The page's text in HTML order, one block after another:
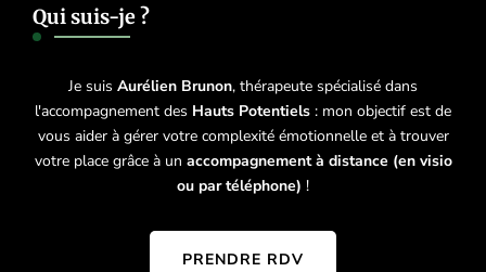
Qui suis-je ?
Je suis Aurélien Brunon, thérapeute spécialisé dans
l'accompagnement des Hauts Potentiels : mon objectif est de
vous aider à gérer votre complexité émotionnelle et à trouver
votre place grâce à un accompagnement à distance (en visio
ou par téléphone) !
PRENDRE RDV